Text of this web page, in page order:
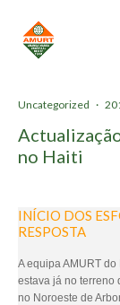
Uncategorized ·
no Haiti
INÍCIO DOS
RESPOSTA
A equipa AMURT
estava já no terreno
no Noroeste de